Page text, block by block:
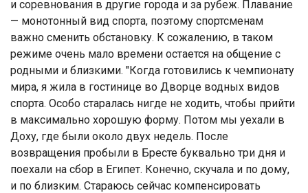
и соревнования в другие города и за рубеж. Плавание
— монотонный вид спорта, поэтому спортсменам
важно сменить обстановку. К сожалению, в таком
режиме очень мало времени остается на общение с
родными и близкими. "Когда готовились к чемпионату
мира, я жила в гостинице во Дворце водных видов
спорта. Особо старалась нигде не ходить, чтобы прийти
в максимально хорошую форму. Потом мы уехали в
Доху, где были около двух недель. После
возвращения пробыли в Бресте буквально три дня и
поехали на сбор в Египет. Конечно, скучала и по дому,
и по близким. Стараюсь сейчас компенсировать